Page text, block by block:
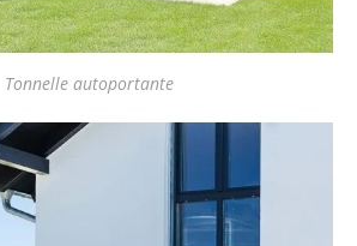
Tonnelle autoportante